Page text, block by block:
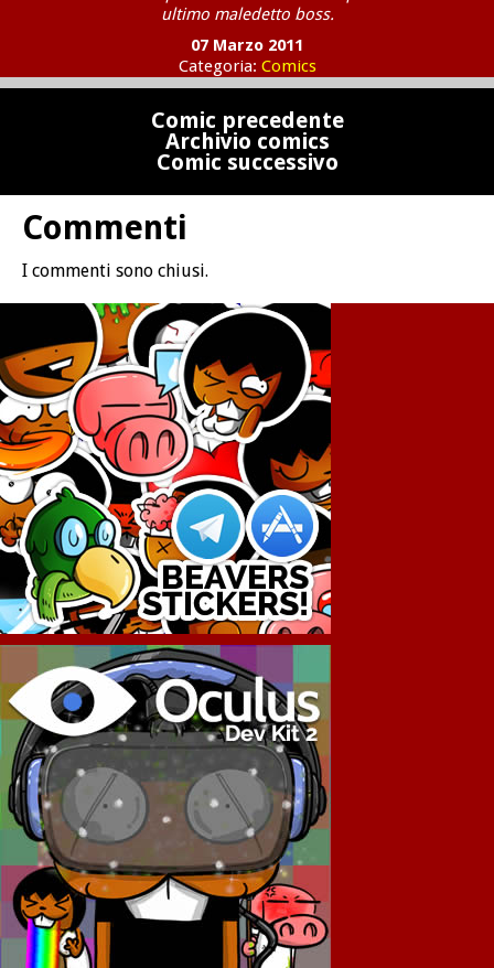
ultimo maledetto boss.
07 Marzo 2011
Categoria: Comics
Comic precedente
Archivio comics
Comic successivo
Commenti
I commenti sono chiusi.